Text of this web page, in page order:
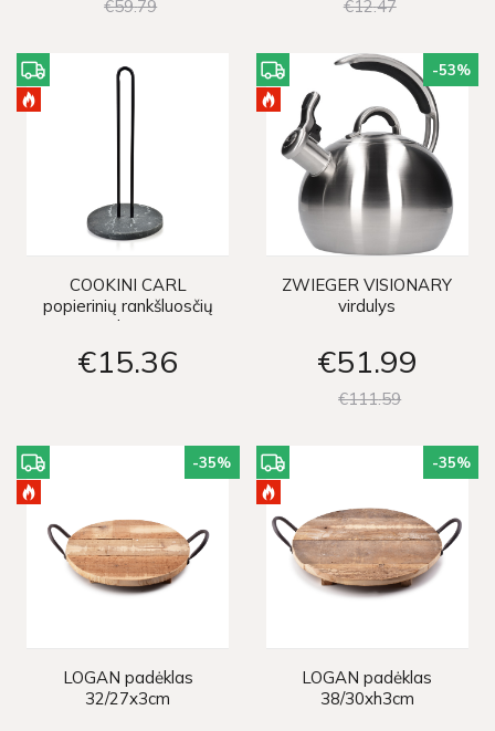
€5979 €1247
COOKINI CARL
popierinių rankšluosčių
stovas h32x15cm
€15 36
-53%
ZWIEGER VISIONARY
virdulys
€51 99
€11159
-35%
LOGAN padėklas
32/27x3cm
-35%
LOGAN padėklas
38/30xh3cm